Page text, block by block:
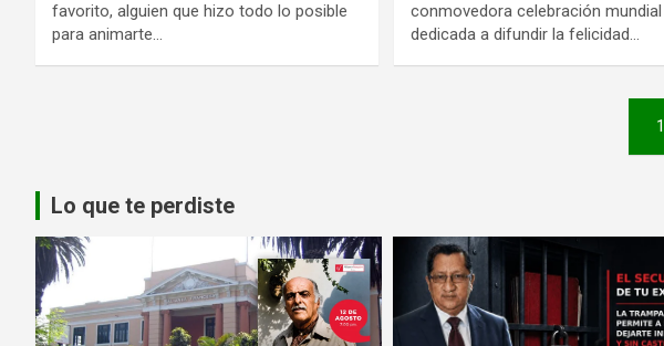
favorito, alguien que hizo todo lo posible
para animarte…
conmovedora celebración mundial
dedicada a difundir la felicidad…
entradas
1
Lo que te perdiste